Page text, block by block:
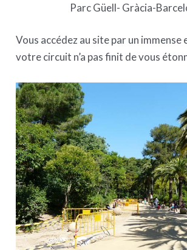
Parc Güell- Gràcia-
Vous accédez au site par un immense
votre circuit n’a pas finit de vous